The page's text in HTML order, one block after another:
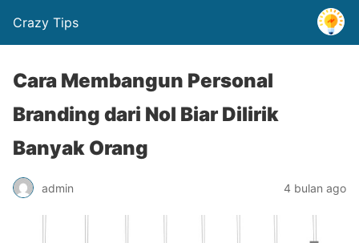
Crazy Tips
Cara Membangun Personal
Branding dari Nol Biar Dilirik
Banyak Orang
admin 4 bulan ago